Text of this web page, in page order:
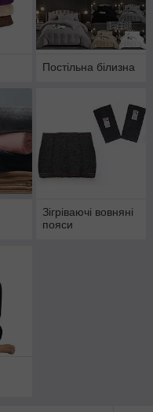
Постільна білизна
Зігріваючі вовняні
пояси